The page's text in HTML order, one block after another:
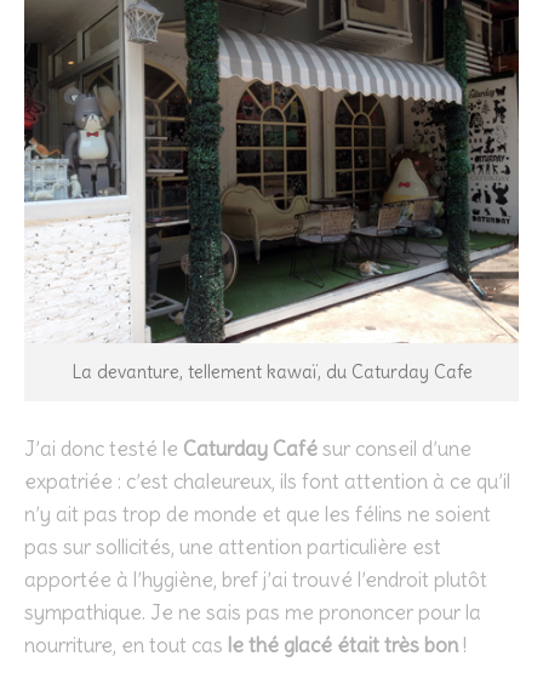
La devanture, tellement kawaï, du Caturday Cafe
J’ai donc testé le Caturday Cafésur conseil d’une
expatriée : c’est chaleureux, ils font attention à ce qu’il
n’y ait pas trop de monde et que les félins ne soient
pas sur sollicités, une attention particulière est
apportée à l’hygiène, bref j’ai trouvé l’endroit plutôt
sympathique. Je ne sais pas me prononcer pour la
nourriture, en tout cas le thé glacé était très bon!